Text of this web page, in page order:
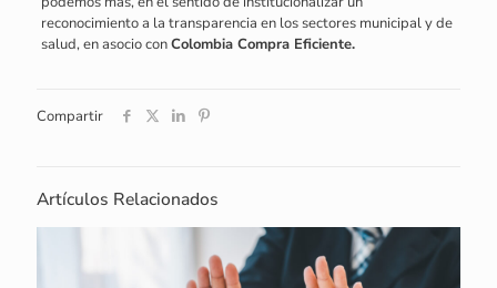
reconocimiento a la transparencia en los sectores municipal y de
salud, en asocio conColombia Compra Eficiente.
Compartir
Artículos Relacionados